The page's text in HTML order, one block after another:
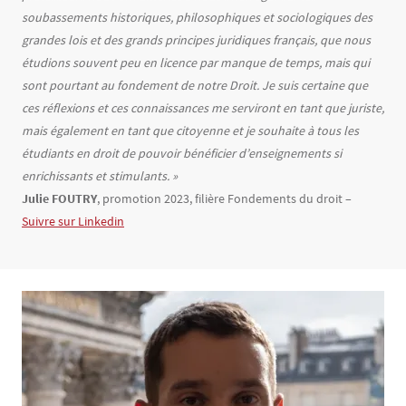
soubassements historiques, philosophiques et sociologiques des
grandes lois et des grands principes juridiques français, que nous
étudions souvent peu en licence par manque de temps, mais qui
sont pourtant au fondement de notre Droit. Je suis certaine que
ces réflexions et ces connaissances me serviront en tant que juriste,
mais également en tant que citoyenne et je souhaite à tous les
étudiants en droit de pouvoir bénéficier d’enseignements si
enrichissants et stimulants. »
Julie FOUTRY, promotion 2023, filière Fondements du droit –
Suivre sur Linkedin